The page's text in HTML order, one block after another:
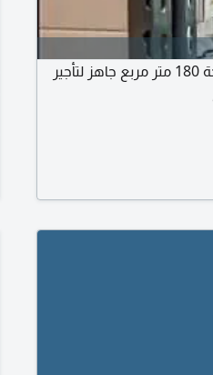
مطلوب ستور للإيجار في مصفح M37 مساحة 180 متر مربع جاهز لتأجير